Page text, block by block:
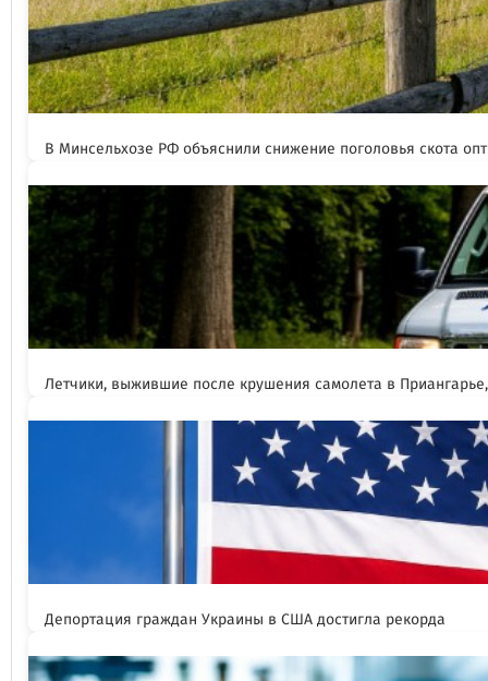
В Минсельхозе РФ объяснили снижение поголовья скота
Летчики, выжившие после крушения самолета в
Депортация граждан Украины в США достигла рекорда